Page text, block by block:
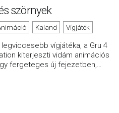
szörnyek
Kaland Vígjáték
legviccesebb vígjátéka, a Gru 4
kiterjeszti vidám animációs
fergeteges új fejezetben,…